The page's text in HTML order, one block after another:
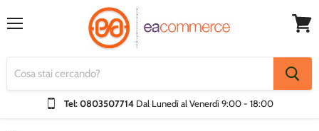
Tel: 0803507714 Dal Lunedì al Venerdì9:00 - 18:00